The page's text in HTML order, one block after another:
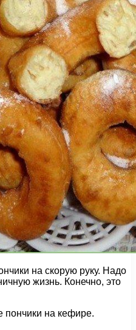
на скорую руку. Надо
жизнь. Конечно, это
пончики на кефире.